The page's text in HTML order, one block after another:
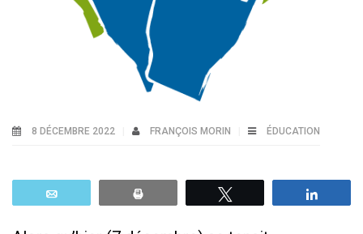
8 DÉCEMBRE 2022 FRANÇOIS MORIN ÉDUCATION